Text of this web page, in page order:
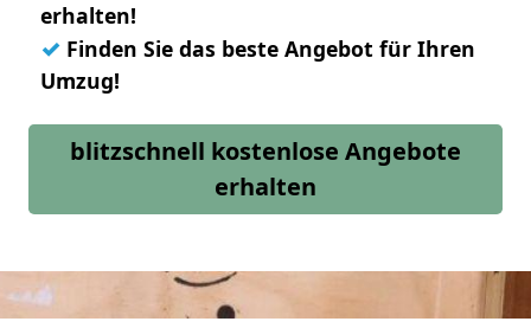
erhalten!
✓ Finden Sie das beste Angebot für Ihren
Umzug!
blitzschnell kostenlose Angebote
erhalten